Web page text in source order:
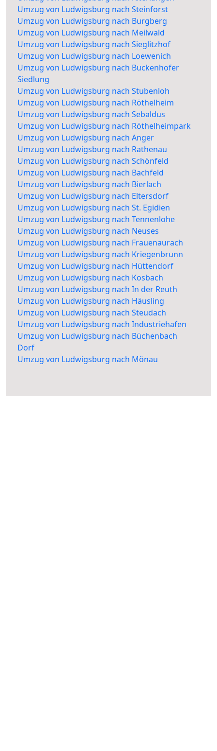
Umzug von Ludwigsburg nach Steinforst
Umzug von Ludwigsburg nach Burgberg
Umzug von Ludwigsburg nach Meilwald
Umzug von Ludwigsburg nach Sieglitzhof
Umzug von Ludwigsburg nach Loewenich
Umzug von Ludwigsburg nach Buckenhofer
Siedlung
Umzug von Ludwigsburg nach Stubenloh
Umzug von Ludwigsburg nach Röthelheim
Umzug von Ludwigsburg nach Sebaldus
Umzug von Ludwigsburg nach Röthelheimpark
Umzug von Ludwigsburg nach Anger
Umzug von Ludwigsburg nach Rathenau
Umzug von Ludwigsburg nach Schönfeld
Umzug von Ludwigsburg nach Bachfeld
Umzug von Ludwigsburg nach Bierlach
Umzug von Ludwigsburg nach Eltersdorf
Umzug von Ludwigsburg nach St. Egidien
Umzug von Ludwigsburg nach Tennenlohe
Umzug von Ludwigsburg nach Neuses
Umzug von Ludwigsburg nach Frauenaurach
Umzug von Ludwigsburg nach Kriegenbrunn
Umzug von Ludwigsburg nach Hüttendorf
Umzug von Ludwigsburg nach Kosbach
Umzug von Ludwigsburg nach In der Reuth
Umzug von Ludwigsburg nach Häusling
Umzug von Ludwigsburg nach Steudach
Umzug von Ludwigsburg nach Industriehafen
Umzug von Ludwigsburg nach Büchenbach
Dorf
Umzug von Ludwigsburg nach Mönau